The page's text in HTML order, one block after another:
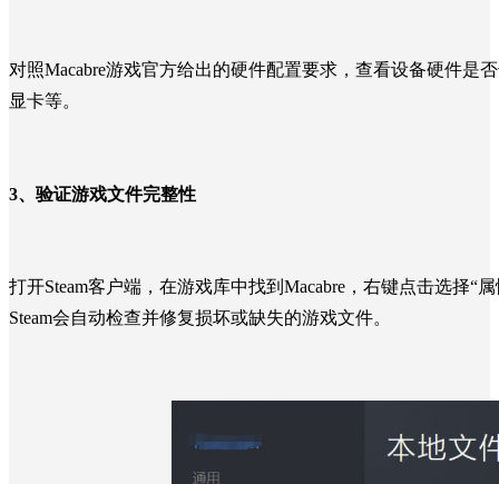
对照Macabre游戏官方给出的硬件配置要求，查看设备硬件
显卡等。
3、 验证游戏文件完整性
打开Steam客户端，在游戏库中找到Macabre，右键点击选择“
Steam会自动检查并修复损坏或缺失的游戏文件。